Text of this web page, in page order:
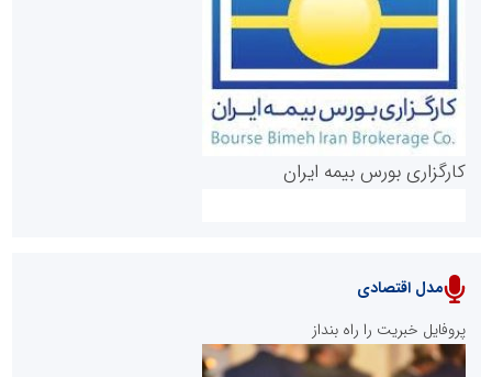
روابط عمومی خبرگزاری گزارش خبر
پایگاه خبری نهضت ملی مسکن
کارگزاری بورس بیمه ایران
مدل اقتصادی
پروفایل خبریت را راه بنداز